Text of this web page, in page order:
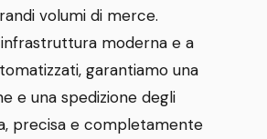
volumi di merce.
moderna e a
garantiamo una
e una spedizione degli
precisa e completamente